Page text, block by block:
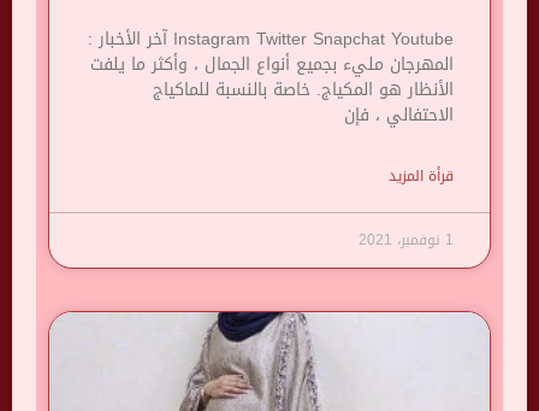
Instagram Twitter Snapchat Youtube آخر الأخبار :
المهرجان مليء بجميع أنواع الجمال ، وأكثر ما يلفت
الأنظار هو المكياج. خاصة بالنسبة للماكياج
الاحتفالي ، فإن
قرأة المزيد
1 نوفمبر، 2021